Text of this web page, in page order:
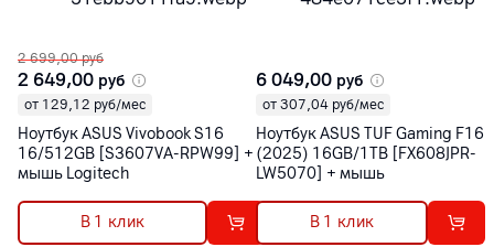
2 699,00 руб
2 649,00 руб
от 129,12 руб/мес
Ноутбук ASUS Vivobook S16
16/512GB [S3607VA-RPW99] +
мышь Logitech
В 1 клик
6 049,00 руб
от 307,04 руб/мес
Ноутбук ASUS TUF Gaming F16
(2025) 16GB/1TB [FX608JPR-
LW5070] + мышь
В 1 клик